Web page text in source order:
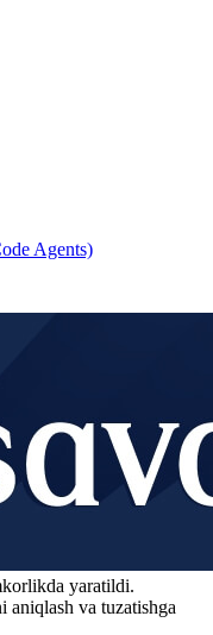
Agents)
yaratildi.
aniqlash va tuzatishga